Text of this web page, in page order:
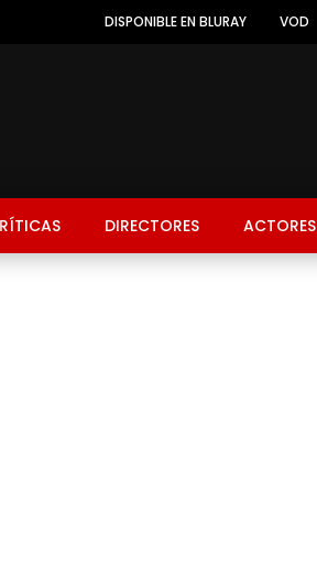
DISPONIBLE EN BLURAY VOD
DIRECTORES ACTORES